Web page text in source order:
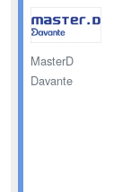
MasterD
Davante